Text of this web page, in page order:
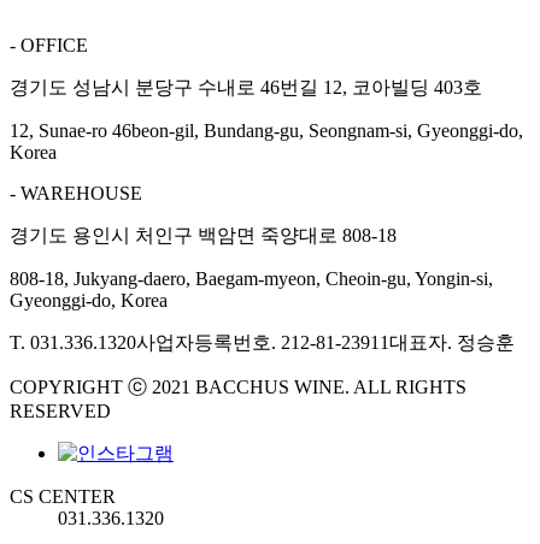
- OFFICE
경기도 성남시 분당구 수내로 46번길 12, 코아빌딩 403호
12, Sunae-ro 46beon-gil, Bundang-gu, Seongnam-si, Gyeonggi-do,
Korea
- WAREHOUSE
경기도 용인시 처인구 백암면 죽양대로 808-18
808-18, Jukyang-daero, Baegam-myeon, Cheoin-gu, Yongin-si,
Gyeonggi-do, Korea
T. 031.336.1320사업자등록번호. 212-81-23911대표자. 정승훈
COPYRIGHT ⓒ 2021 BACCHUS WINE. ALL RIGHTS
RESERVED
CS CENTER
031.336.1320